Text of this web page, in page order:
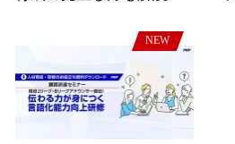
NEW